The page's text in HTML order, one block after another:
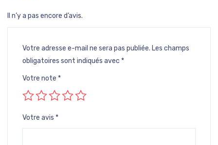
Il n’y a pas encore d’avis.
Votre adresse e-mail ne sera pas publiée. Les champs
obligatoires sont indiqués avec *
Votre note *
Votre avis *